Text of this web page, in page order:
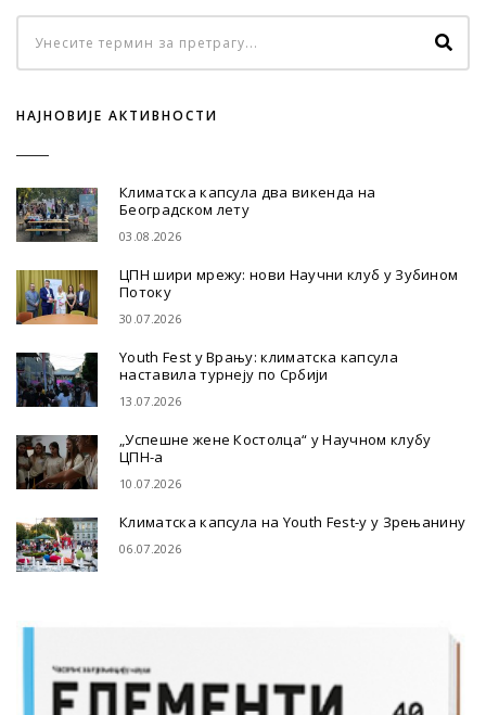
НАЈНОВИЈЕ АКТИВНОСТИ
Климатска капсула два викенда на
Београдском лету
03.08.2026
ЦПН шири мрежу: нови Научни клуб у Зубином
Потоку
30.07.2026
Youth Fest у Врању: климатска капсула
наставила турнеју по Србији
13.07.2026
„Успешне жене Костолца“ у Научном клубу
ЦПН-а
10.07.2026
Климатска капсула на Youth Fest-у у Зрењанину
06.07.2026